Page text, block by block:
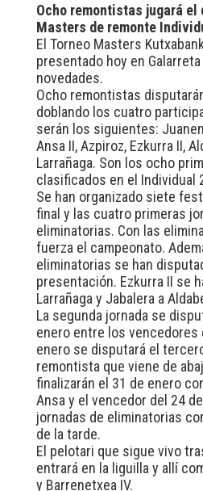
Ocho remontistas jugará
Masters de remonte
El Torneo Masters
presentado hoy en
novedades.
Ocho remontistas
doblando los cuatro
serán los siguientes:
Ansa II, Azpiroz, Ezkurra II,
Larrañaga. Son los ocho
clasificados en el Individual
Se han organizado siete
final y las cuatro primeras
eliminatorias. Con las
fuerza el campeonato.
eliminatorias se han
presentación. Ezkurra II se
Larrañaga y Jabalera a
La segunda jornada se
enero entre los vencedores
enero se disputará el
remontista que viene de
finalizarán el 31 de enero
Ansa y el vencedor del 24
jornadas de eliminatorias
de la tarde.
El pelotari que sigue vivo
entrará en la liguilla y allí
y Barrenetxea IV.